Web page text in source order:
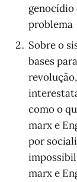
genocídio
problema
Sobre o
bases
como o
marx e
por
marx e